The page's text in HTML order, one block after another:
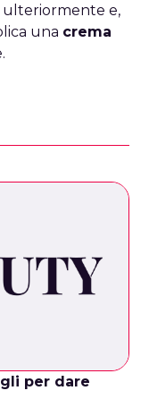
e,
una crema
per dare